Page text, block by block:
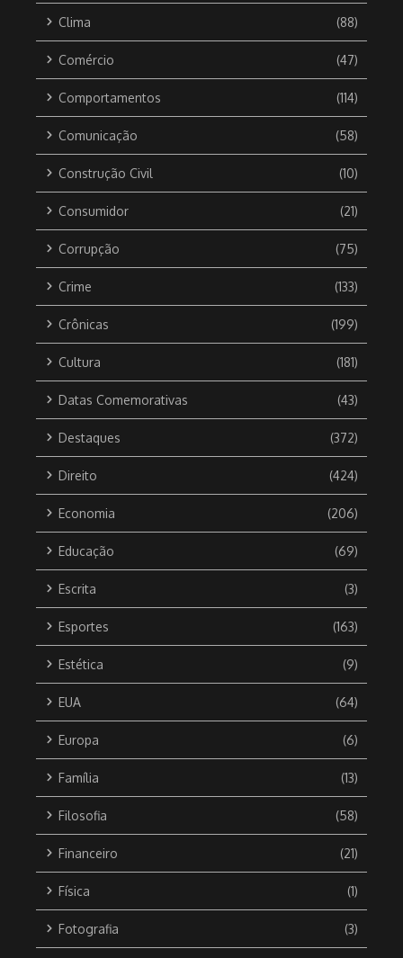
Clima (88)
Comércio (47)
Comportamentos (114)
Comunicação (58)
Construção Civil (10)
Consumidor (21)
Corrupção (75)
Crime (133)
Crônicas (199)
Cultura (181)
Datas Comemorativas (43)
Destaques (372)
Direito (424)
Economia (206)
Educação (69)
Escrita (3)
Esportes (163)
Estética (9)
EUA (64)
Europa (6)
Família (13)
Filosofia (58)
Financeiro (21)
Física (1)
Fotografia (3)